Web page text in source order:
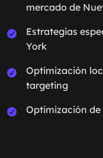
mercado de
Estrategias
York
Optimización
targeting
Optimización de